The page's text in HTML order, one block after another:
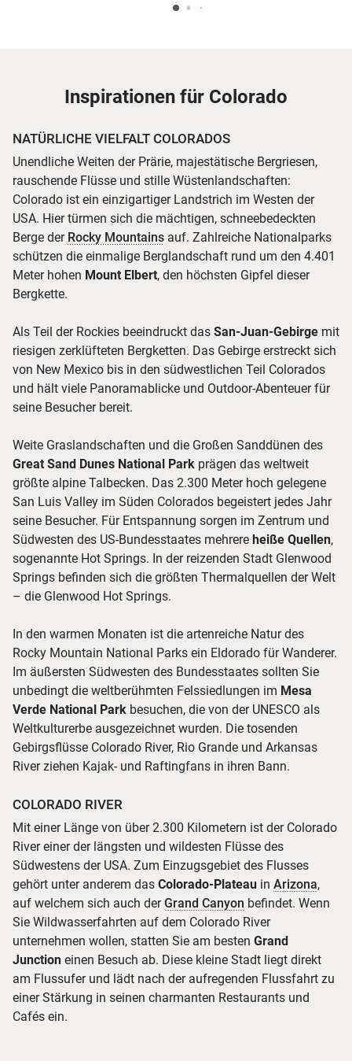
Inspirationen für Colorado
NATÜRLICHE VIELFALT COLORADOS
Unendliche Weiten der Prärie, majestätische Bergriesen,
rauschende Flüsse und stille Wüstenlandschaften:
Colorado ist ein einzigartiger Landstrich im Westen der
USA. Hier türmen sich die mächtigen, schneebedeckten
Berge der Rocky Mountains auf. Zahlreiche Nationalparks
schützen die einmalige Berglandschaft rund um den 4.401
Meter hohen Mount Elbert, den höchsten Gipfel dieser
Bergkette.
Als Teil der Rockies beeindruckt das San-Juan-Gebirge mit
riesigen zerklüfteten Bergketten. Das Gebirge erstreckt sich
von New Mexico bis in den südwestlichen Teil Colorados
und hält viele Panoramablicke und Outdoor-Abenteuer für
seine Besucher bereit.
Weite Graslandschaften und die Großen Sanddünen des
Great Sand Dunes National Park prägen das weltweit
größte alpine Talbecken. Das 2.300 Meter hoch gelegene
San Luis Valley im Süden Colorados begeistert jedes Jahr
seine Besucher. Für Entspannung sorgen im Zentrum und
Südwesten des US-Bundesstaates mehrere heiße Quellen,
sogenannte Hot Springs. In der reizenden Stadt Glenwood
Springs befinden sich die größten Thermalquellen der Welt
– die Glenwood Hot Springs.
In den warmen Monaten ist die artenreiche Natur des
Rocky Mountain National Parks ein Eldorado für Wanderer.
Im äußersten Südwesten des Bundesstaates sollten Sie
unbedingt die weltberühmten Felssiedlungen im Mesa
Verde National Park besuchen, die von der UNESCO als
Weltkulturerbe ausgezeichnet wurden. Die tosenden
Gebirgsflüsse Colorado River, Rio Grande und Arkansas
River ziehen Kajak- und Raftingfans in ihren Bann.
COLORADO RIVER
Mit einer Länge von über 2.300 Kilometern ist der Colorado
River einer der längsten und wildesten Flüsse des
Südwestens der USA. Zum Einzugsgebiet des Flusses
gehört unter anderem das Colorado-Plateau in Arizona,
auf welchem sich auch derGrand Canyon befindet. Wenn
Sie Wildwasserfahrten auf dem Colorado River
unternehmen wollen, statten Sie am besten Grand
Junction einen Besuch ab. Diese kleine Stadt liegt direkt
am Flussufer und lädt nach der aufregenden Flussfahrt zu
einer Stärkung in seinen charmanten Restaurants und
Cafés ein.